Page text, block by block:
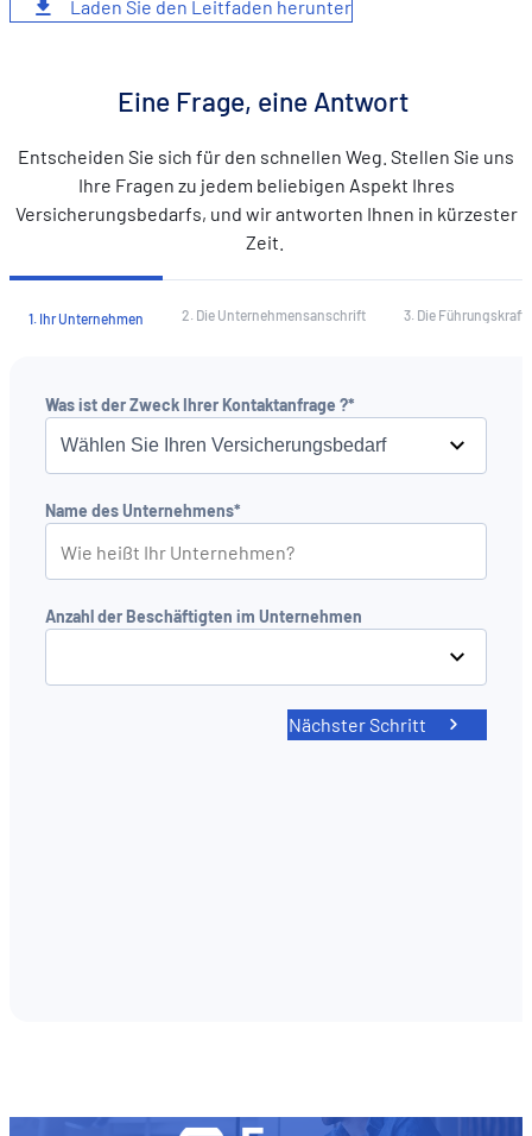
Laden Sie den Leitfaden herunter
Eine Frage, eine Antwort
Entscheiden Sie sich für den schnellen Weg. Stellen Sie uns
Ihre Fragen zu jedem beliebigen Aspekt Ihres
Versicherungsbedarfs, und wir antworten Ihnen in kürzester
Zeit.
1. Ihr Unternehmen 2. Die Unternehmensanschrift 3. Die Führungskraft
Was ist der Zweck Ihrer Kontaktanfrage ?*
Name des Unternehmens*
Anzahl der Beschäftigten im Unternehmen
Nächster Schritt